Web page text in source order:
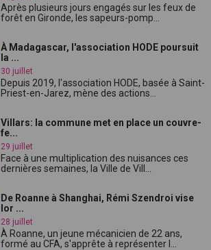
Après plusieurs jours engagés sur les feux de
forêt en Gironde, les sapeurs-pomp...
À Madagascar, l'association HODE poursuit
la ...
30 juillet
Depuis 2019, l'association HODE, basée à Saint-
Priest-en-Jarez, mène des actions...
Villars: la commune met en place un couvre-
fe...
29 juillet
Face à une multiplication des nuisances ces
dernières semaines, la Ville de Vill...
De Roanne à Shanghai, Rémi Szendroi vise
lor ...
28 juillet
À Roanne, un jeune mécanicien de 22 ans,
formé au CFA, s'apprête à représenter l...